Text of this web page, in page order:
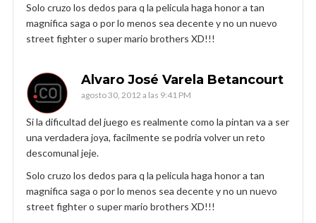
Solo cruzo los dedos para q la pelicula haga honor a tan
magnifica saga o por lo menos sea decente y no un nuevo
street fighter o super mario brothers XD!!!
Alvaro José Varela Betancourt
agosto 30, 2012 a las 9:41 PM
Si la dificultad del juego es realmente como la pintan va a ser
una verdadera joya, facilmente se podria volver un reto
descomunal jeje.
Solo cruzo los dedos para q la pelicula haga honor a tan
magnifica saga o por lo menos sea decente y no un nuevo
street fighter o super mario brothers XD!!!